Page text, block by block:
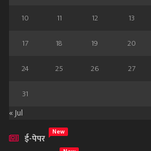
10
11 12 13
17
18 19 20
24
25 26 27
31
« Jul
ई-पेपर
New